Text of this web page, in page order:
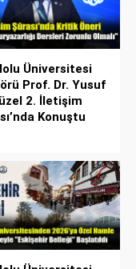
Üniversitesi
Prof. Dr. Yusuf
2. İletişim
Konuştu